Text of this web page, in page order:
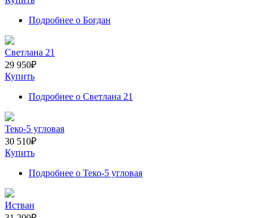
Подробнее о Богдан
Светлана 21
29 950₽
Купить
Подробнее о Светлана 21
Теко-5 угловая
30 510₽
Купить
Подробнее о Теко-5 угловая
Истван